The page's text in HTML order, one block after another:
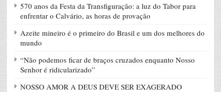
570 anos da Festa da Transfiguração: a luz do Tabor para
enfrentar o Calvário, as horas de provação
Azeite mineiro é o primeiro do Brasil e um dos melhores do
mundo
“Não podemos ficar de braços cruzados enquanto Nosso
Senhor é ridicularizado”
NOSSO AMOR A DEUS DEVE SER EXAGERADO